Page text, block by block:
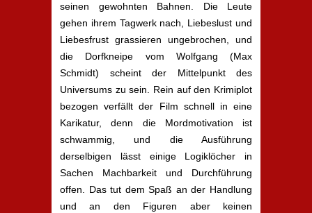
seinen gewohnten Bahnen. Die Leute
gehen ihrem Tagwerk nach, Liebeslust und
Liebesfrust grassieren ungebrochen, und
die Dorfkneipe vom Wolfgang (Max
Schmidt) scheint der Mittelpunkt des
Universums zu sein. Rein auf den Krimiplot
bezogen verfällt der Film schnell in eine
Karikatur, denn die Mordmotivation ist
schwammig, und die Ausführung
derselbigen lässt einige Logiklöcher in
Sachen Machbarkeit und Durchführung
offen. Das tut dem Spaß an der Handlung
und an den Figuren aber keinen